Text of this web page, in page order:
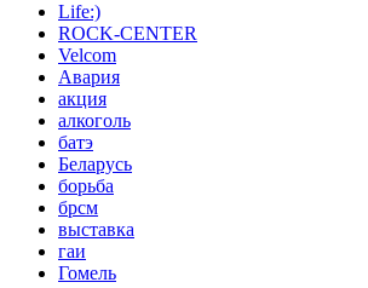
Life:)
ROCK-CENTER
Velcom
Авария
акция
алкоголь
батэ
Беларусь
борьба
брсм
выставка
гаи
Гомель